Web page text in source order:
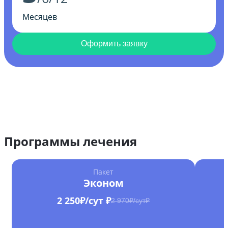
Месяцев
Оформить заявку
Программы лечения
Пакет
Эконом
2 250₽/сут ₽2 970₽/сут₽